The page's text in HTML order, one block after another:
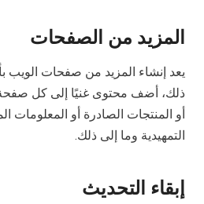
المزيد من الصفحات
يعد إنشاء المزيد من صفحات الويب
ذلك، أضف محتوى غنيًا إلى كل صفحة
أو المنتجات الصادرة أو المعلومات
التمهيدية وما إلى ذلك.
إبقاء التحديث